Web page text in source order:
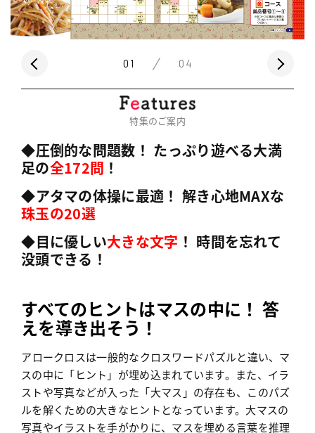
01 04
特集のご案内
◆圧倒的な問題数！ たっぷり遊べる大満
足の全172問 ！
◆アタマの体操に最適！ 解き心地MAXな
珠玉の20選
◆目に優しい大きな文字 ！ 時間を忘れて
没頭できる！
すべてのヒントはマスの中に！ 答
えを導き出そう！
アロークロスは一般的なクロスワードパズルと違い、マ
スの中に「ヒント」が埋め込まれています。また、イラ
ストや写真などが入った「大マス」の存在も、このパズ
ルを解くための大きなヒントとなっています。大マスの
写真やイラストを手がかりに、マスを埋める言葉を推理